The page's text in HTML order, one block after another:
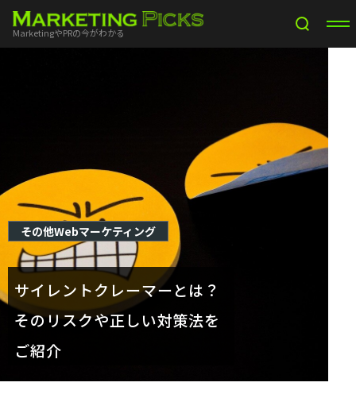
MarketingやPRの今がわかる
その他Webマーケティング
サイレントクレーマーとは？
そのリスクや正しい対策法を
ご紹介